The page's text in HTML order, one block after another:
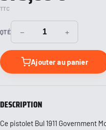
TTC
QTÉ − +
Ajouter au panier
DESCRIPTION
Ce pistolet Bul 1911 Government